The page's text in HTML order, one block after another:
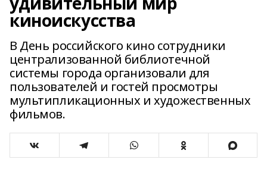
киноискусства
В День российского кино сотрудники
централизованной библиотечной
системы города организовали для
пользователей и гостей просмотры
мультипликационных и художественных
фильмов.